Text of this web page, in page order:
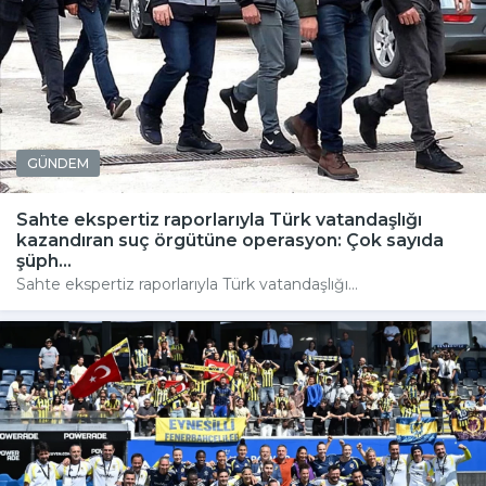
GÜNDEM
Sahte ekspertiz raporlarıyla Türk vatandaşlığı
kazandıran suç örgütüne operasyon: Çok sayıda
şüph...
Sahte ekspertiz raporlarıyla Türk vatandaşlığı...